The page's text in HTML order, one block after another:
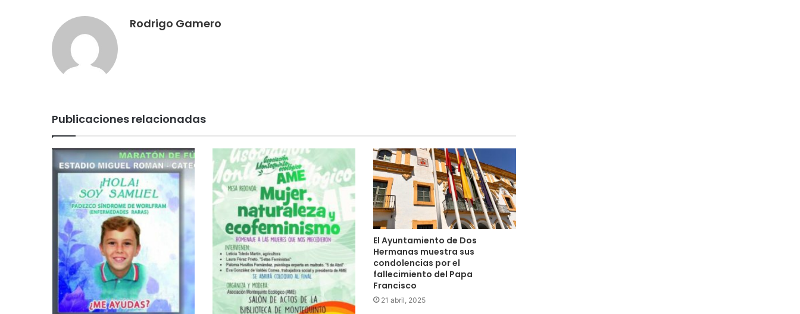
Rodrigo Gamero
Publicaciones relacionadas
El Ayuntamiento de Dos
Hermanas muestra sus
condolencias por el
fallecimiento del Papa
Francisco
21 abril, 2025